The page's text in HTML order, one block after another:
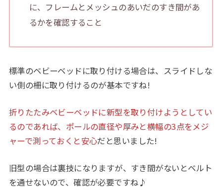
に、フレームとメッシュのあいだのすき間があ
るかを確認すること
標準のベビーベッドに取り付ける場合は、スライドしな
い側の柵に取り付けるのが基本ですね!
折りたたみベビーベッドに新型を取り付けようとしてい
るのであれば、ポールの直径や厚みと横幅の3点をメジ
ャーで測っておくと安心だと思いました!
旧型の場合は裏技になりますが、すき間がないとベルト
を通せないので、確認が必要ですね♪